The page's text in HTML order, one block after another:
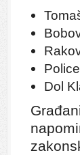
Police
Dol